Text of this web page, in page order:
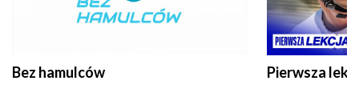
Bez hamulców Pierwsza